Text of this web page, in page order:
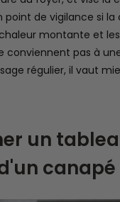
point de vigilance si
montante et
conviennent pas à
régulier, il vaut
un
canapé